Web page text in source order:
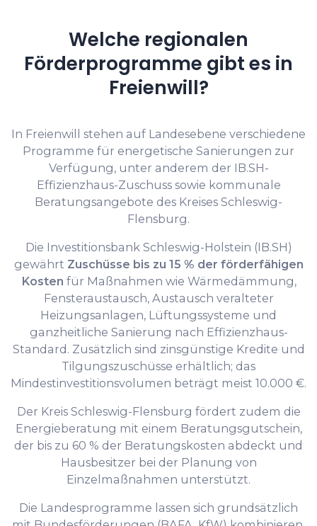
Welche regionalen
Förderprogramme gibt es in
Freienwill?
In Freienwill stehen auf Landesebene verschiedene
Programme für energetische Sanierungen zur
Verfügung, unter anderem der IB.SH-
Effizienzhaus-Zuschuss sowie kommunale
Beratungsangebote des Kreises Schleswig-
Flensburg.
Die Investitionsbank Schleswig-Holstein (IB.SH)
gewährt Zuschüsse bis zu 15 % der förderfähigen
Kosten für Maßnahmen wie Wärmedämmung,
Fensteraustausch, Austausch veralteter
Heizungsanlagen, Lüftungssysteme und
ganzheitliche Sanierung nach Effizienzhaus-
Standard. Zusätzlich sind zinsgünstige Kredite und
Tilgungszuschüsse erhältlich; das
Mindestinvestitionsvolumen beträgt meist 10.000 €.
Der Kreis Schleswig-Flensburg fördert zudem die
Energieberatung mit einem Beratungsgutschein,
der bis zu 60 % der Beratungskosten abdeckt und
Hausbesitzer bei der Planung von
Einzelmaßnahmen unterstützt.
Die Landesprogramme lassen sich grundsätzlich